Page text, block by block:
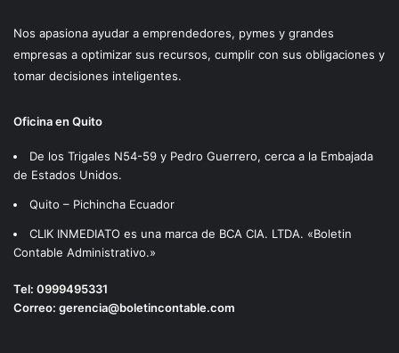
Nos apasiona ayudar a emprendedores, pymes y grandes
empresas a optimizar sus recursos, cumplir con sus obligaciones y
tomar decisiones inteligentes.
Oficina en Quito
De los Trigales N54-59 y Pedro Guerrero, cerca a la Embajada
de Estados Unidos.
Quito – Pichincha Ecuador
CLIK INMEDIATO es una marca de BCA CIA. LTDA. «Boletin
Contable Administrativo.»
Tel: 0999495331
Correo: gerencia@boletincontable.com